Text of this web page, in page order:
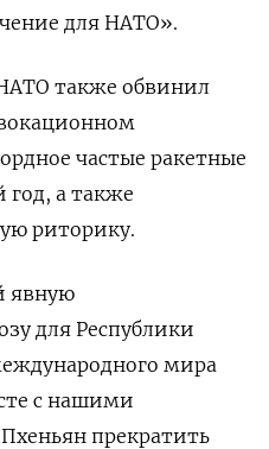
для НАТО».
также обвинил
частые ракетные
год, а также
риторику.
явную
для Республики
мира
с нашими
прекратить